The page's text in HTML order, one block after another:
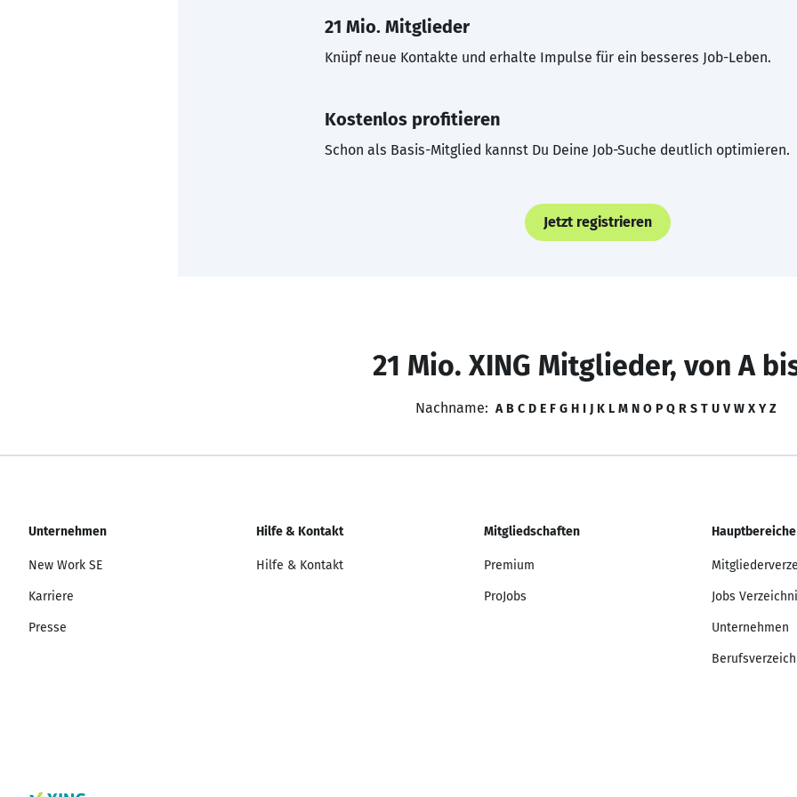
21 Mio. Mitglieder
Knüpf neue Kontakte und erhalte Impulse für ein besseres Job-Leben.
Kostenlos profitieren
Schon als Basis-Mitglied kannst Du Deine Job-Suche deutlich optimieren.
Jetzt registrieren
21 Mio. XING Mitglieder, von A
Nachname: A B C D E F G H I J K L M N O P Q R S T U V W X Y Z
Unternehmen
New Work SE
Karriere
Presse
Hilfe & Kontakt
Hilfe & Kontakt
Mitgliedschaften
Premium
ProJobs
Hauptbereiche
Jobs
Unternehmen